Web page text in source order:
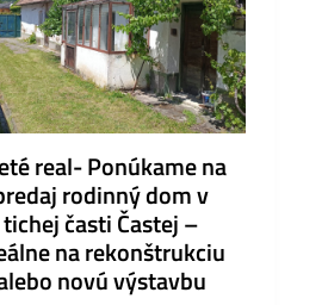
real- Ponúkame na
rodinný dom v
tichej časti Častej –
na rekonštrukciu
novú výstavbu